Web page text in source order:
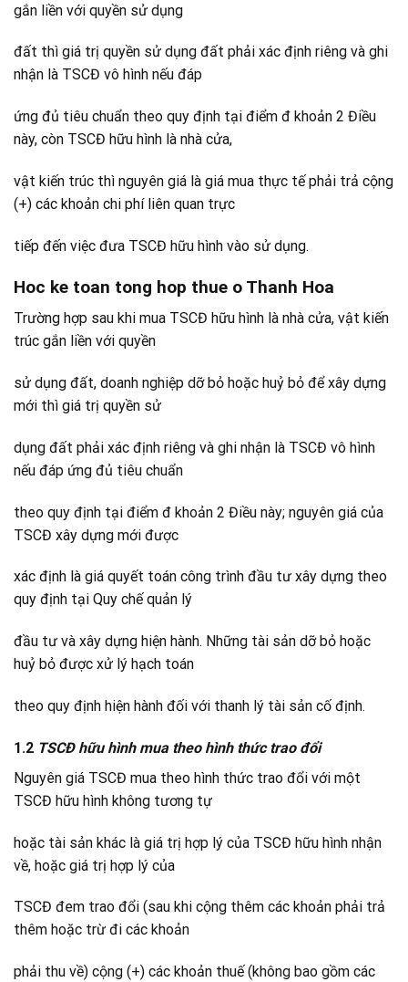
gắn liền với quyền sử dụng
đất thì giá trị quyền sử dụng đất phải xác định riêng và ghi
nhận là TSCĐ vô hình nếu đáp
ứng đủ tiêu chuẩn theo quy định tại điểm đ khoản 2 Điều
này, còn TSCĐ hữu hình là nhà cửa,
vật kiến trúc thì nguyên giá là giá mua thực tế phải trả cộng
(+) các khoản chi phí liên quan trực
tiếp đến việc đưa TSCĐ hữu hình vào sử dụng.
Hoc ke toan tong hop thue o Thanh Hoa
Trường hợp sau khi mua TSCĐ hữu hình là nhà cửa, vật kiến
trúc gắn liền với quyền
sử dụng đất, doanh nghiệp dỡ bỏ hoặc huỷ bỏ để xây dựng
mới thì giá trị quyền sử
dụng đất phải xác định riêng và ghi nhận là TSCĐ vô hình
nếu đáp ứng đủ tiêu chuẩn
theo quy định tại điểm đ khoản 2 Điều này; nguyên giá của
TSCĐ xây dựng mới được
xác định là giá quyết toán công trình đầu tư xây dựng theo
quy định tại Quy chế quản lý
đầu tư và xây dựng hiện hành. Những tài sản dỡ bỏ hoặc
huỷ bỏ được xử lý hạch toán
theo quy định hiện hành đối với thanh lý tài sản cố định.
1.2 TSCĐ hữu hình mua theo hình thức trao đổi
Nguyên giá TSCĐ mua theo hình thức trao đổi với một
TSCĐ hữu hình không tương tự
hoặc tài sản khác là giá trị hợp lý của TSCĐ hữu hình nhận
về, hoặc giá trị hợp lý của
TSCĐ đem trao đổi (sau khi cộng thêm các khoản phải trả
thêm hoặc trừ đi các khoản
phải thu về) cộng (+) các khoản thuế (không bao gồm các